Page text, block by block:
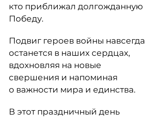
кто приближал долгожданную
Победу.
Подвиг героев войны навсегда
останется в наших сердцах,
вдохновляя на новые
свершения и напоминая
о важности мира и единства.
В этот праздничный день